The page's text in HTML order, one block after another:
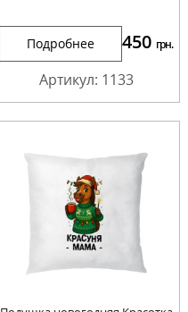
Подробнее 450 грн.
Артикул: 1133